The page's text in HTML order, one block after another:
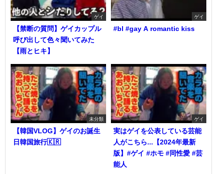
ゲイ
【禁断の質問】ゲイカップル
呼び出して色々聞いてみた
【雨とヒキ】
ゲイ
#bl #gay A romantic kiss
未分類
【韓国VLOG】ゲイのお誕生
日韓国旅行🇰🇷
ゲイ
実はゲイを公表している芸能
人がこちら...【2024年最新
版】#ゲイ #ホモ #同性愛 #芸
能人